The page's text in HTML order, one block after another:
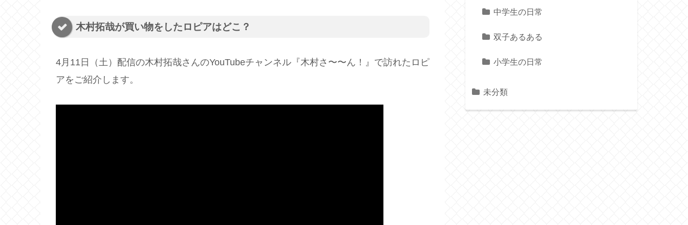
木村拓哉が買い物をしたロピアはどこ？
4月11日（土）配信の木村拓哉さんのYouTubeチャンネル『木村さ〜〜ん！』で訪れたロピ
アをご紹介します。
中学生の日常
双子あるある
小学生の日常
未分類